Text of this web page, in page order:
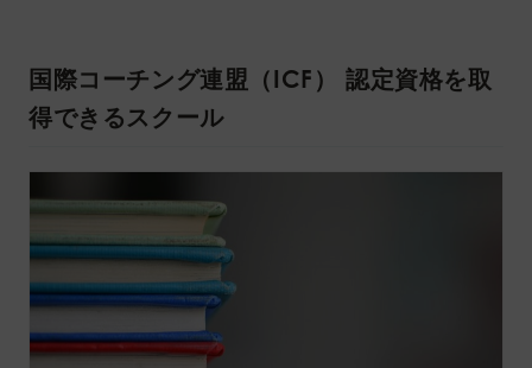
国際コーチング連盟（ICF） 認定資格を取
得できるスクール